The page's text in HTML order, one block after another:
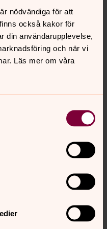
nödvändiga för att
också kakor för
din användarupplevelse,
och när vi
Läs mer om våra
och familj, S:t Matteus